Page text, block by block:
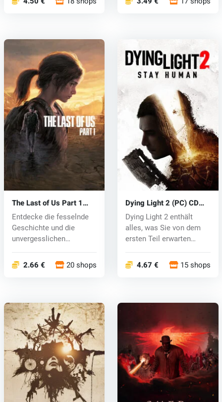
The Last of Us Part 1
(PC) key
Entdecke die fesselnde
Geschichte und die
unvergesslichen
2.66 € 20 shops
Dying Light 2 (PC) CD
key
Dying Light 2 enthält
alles, was Sie von dem
ersten Teil erwarten
4.67 € 15 shops